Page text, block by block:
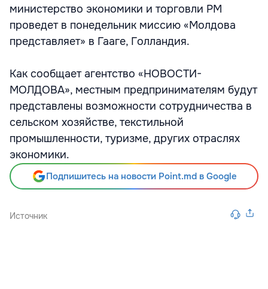
министерство экономики и торговли РМ
проведет в понедельник миссию «Молдова
представляет» в Гааге, Голландия.
Как сообщает агентство «НОВОСТИ-
МОЛДОВА», местным предпринимателям будут
представлены возможности сотрудничества в
сельском хозяйстве, текстильной
промышленности, туризме, других отраслях
экономики.
Подпишитесь на новости Point.md в Google
Источник